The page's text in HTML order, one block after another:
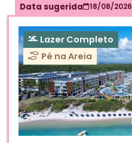
Data sugerida 18/08/2026
Lazer Completo
Pé na Areia